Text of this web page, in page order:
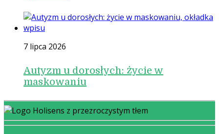
7 lipca 2026
Autyzm u dorosłych: życie w
maskowaniu